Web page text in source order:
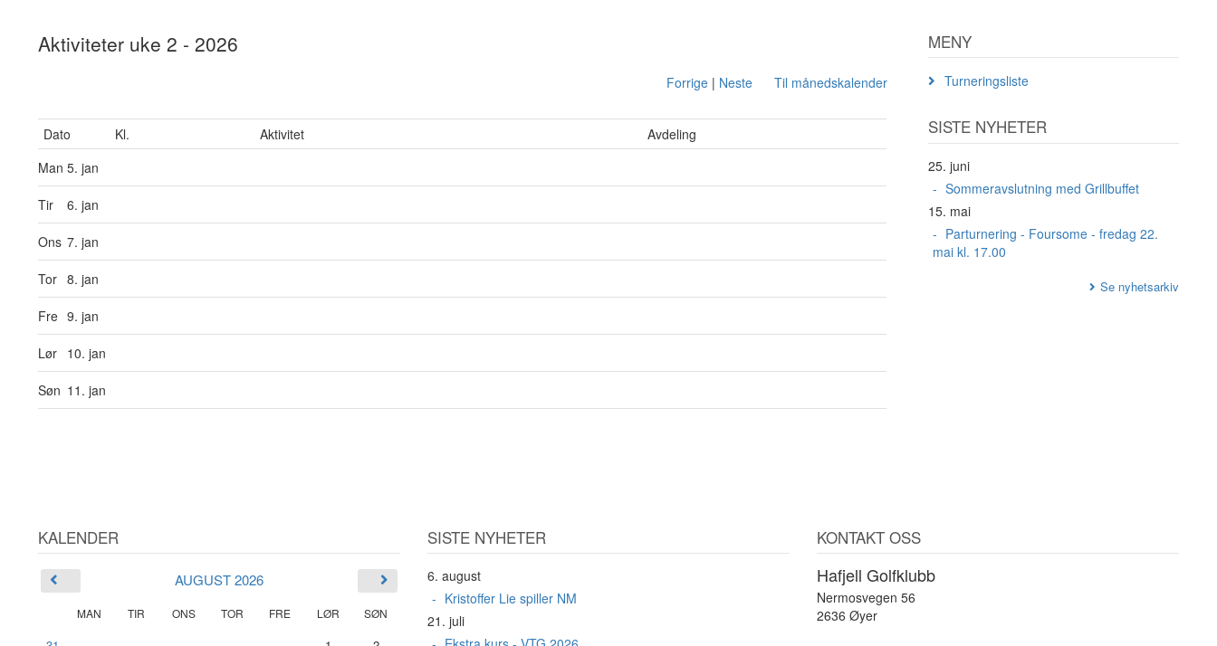
Aktiviteter uke 2 - 2026
Forrige| Neste Til månedskalender
Dato Kl. Aktivitet
Avdeling
Man 5. jan
Tir 6. jan
Ons 7. jan
Tor 8. jan
Fre 9. jan
Lør 10. jan
Søn 11. jan
MENY
Turneringsliste
SISTE NYHETER
25. juni
Sommeravslutning med Grillbuffet
15. mai
Parturnering - Foursome - fredag 22.
mai kl. 17.00
Se nyhetsarkiv
KALENDER
AUGUST 2026
MAN TIR ONS TOR FRE LØR SØN
SISTE NYHETER
6. august
Kristoffer Lie spiller NM
21. juli
KONTAKT OSS
Hafjell Golfklubb
Nermosvegen 56
2636 Øyer